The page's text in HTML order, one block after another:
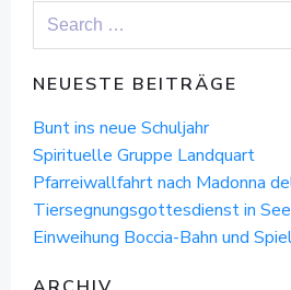
Search
NEUESTE BEITRÄGE
Bunt ins neue Schuljahr
Spirituelle Gruppe Landquart
Pfarreiwallfahrt nach Madonna
Tiersegnungsgottesdienst in
Einweihung Boccia-Bahn und